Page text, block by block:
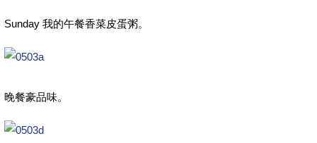
Sunday 我的午餐香菜皮蛋粥。
晚餐豪品味。